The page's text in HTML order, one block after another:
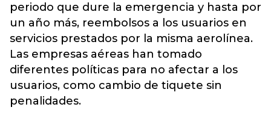
periodo que dure la emergencia y hasta por
un año más, reembolsos a los usuarios en
servicios prestados por la misma aerolínea.
Las empresas aéreas han tomado
diferentes políticas para no afectar a los
usuarios, como cambio de tiquete sin
penalidades.